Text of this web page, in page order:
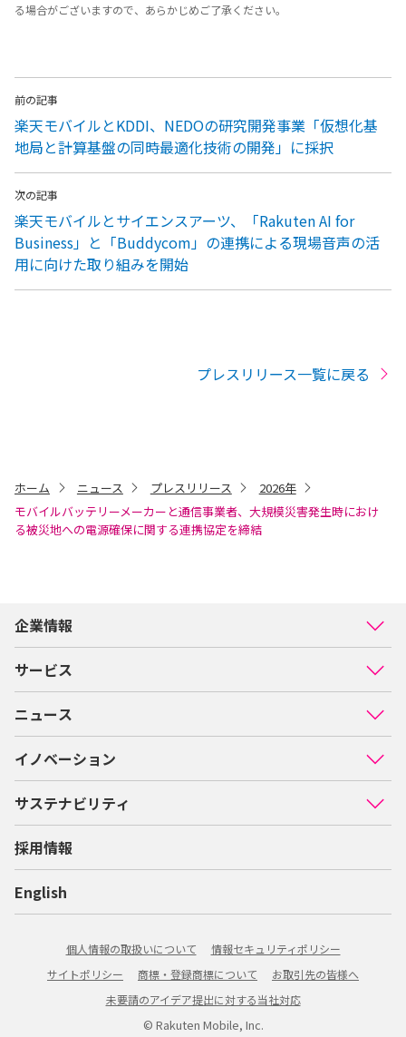
る場合がございますので、あらかじめご了承ください。
前の記事
楽天モバイルとKDDI、NEDOの研究開発事業「仮想化基
地局と計算基盤の同時最適化技術の開発」に採択
次の記事
楽天モバイルとサイエンスアーツ、「Rakuten AI for
Business」と「Buddycom」の連携による現場音声の活
用に向けた取り組みを開始
プレスリリース一覧に戻る
ホーム ニュース プレスリリース
2026年
モバイルバッテリーメーカーと通信事業者、大規模災害発生時におけ
る被災地への電源確保に関する連携協定を締結
企業情報
サービス
ニュース
イノベーション
サステナビリティ
採用情報
English
個人情報の取扱いについて
情報セキュリティポリシー
サイトポリシー
商標・登録商標について
お取引先の皆様へ
未要請のアイデア提出に対する当社対応
© Rakuten Mobile, Inc.